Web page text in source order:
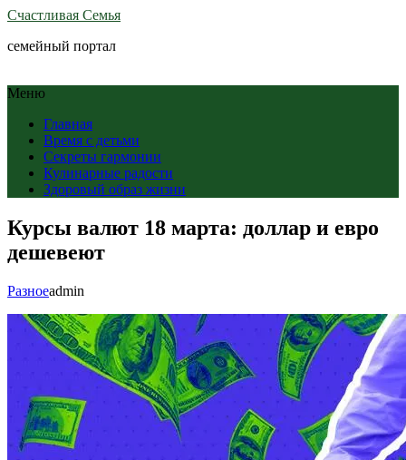
Счастливая Семья
семейный портал
Меню
Главная
Время с детьми
Секреты гармонии
Кулинарные радости
Здоровый образ жизни
Курсы валют 18 марта: доллар и евро
дешевеют
Разноеadmin